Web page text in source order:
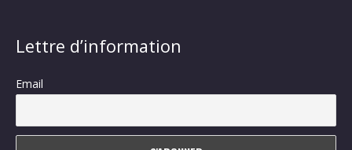
Lettre d’information
Email